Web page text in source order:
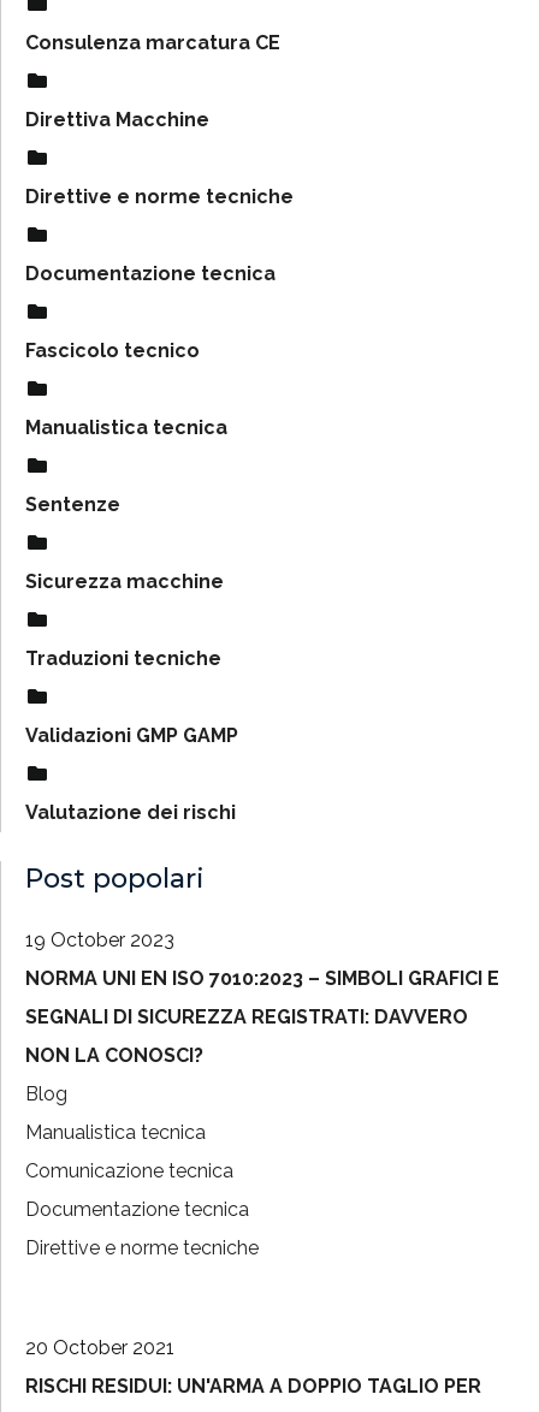
Consulenza marcatura CE
Direttiva Macchine
Direttive e norme tecniche
Documentazione tecnica
Fascicolo tecnico
Manualistica tecnica
Sentenze
Sicurezza macchine
Traduzioni tecniche
Validazioni GMP GAMP
Valutazione dei rischi
Post popolari
19 October 2023
NORMA UNI EN ISO 7010:2023 – SIMBOLI GRAFICI E
SEGNALI DI SICUREZZA REGISTRATI: DAVVERO
NON LA CONOSCI?
Blog
Manualistica tecnica
Comunicazione tecnica
Documentazione tecnica
Direttive e norme tecniche
20 October 2021
RISCHI RESIDUI: UN'ARMA A DOPPIO TAGLIO PER